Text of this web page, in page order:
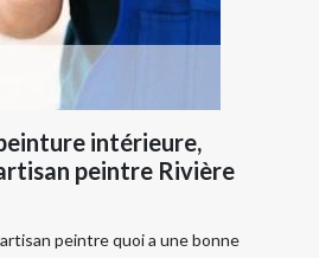
intérieure,
peintre Rivière
peintre quoi a une bonne